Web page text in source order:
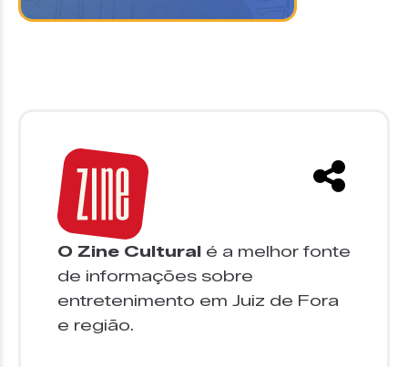
O Zine Cultural é a melhor fonte
de informações sobre
entretenimento em Juiz de Fora
e região.